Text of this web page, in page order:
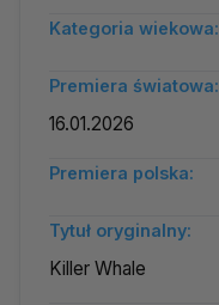
Kategoria wiekowa:
Premiera światowa:
16.01.2026
Premiera polska:
Tytuł oryginalny:
Killer Whale